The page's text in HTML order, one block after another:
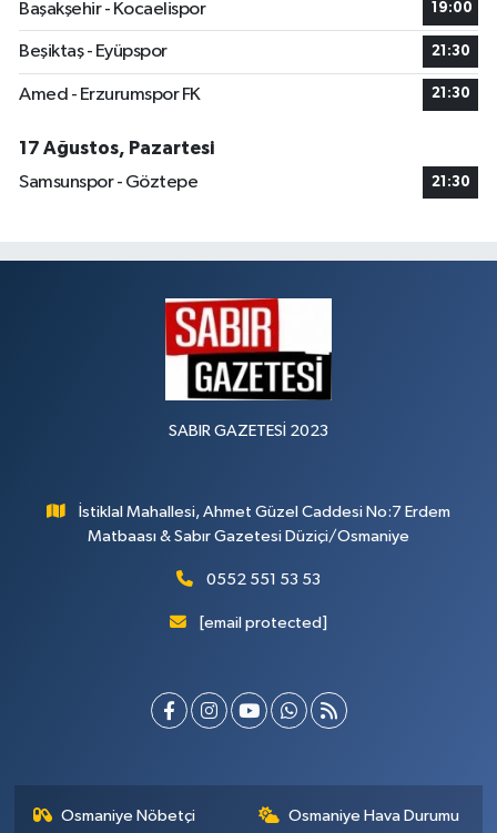
Başakşehir - Kocaelispor
19:00
Beşiktaş - Eyüpspor 21:30
Amed - Erzurumspor FK 21:30
17 Ağustos, Pazartesi
Samsunspor - Göztepe
21:30
SABIR GAZETESİ 2023
İstiklal Mahallesi, Ahmet Güzel Caddesi No:7 Erdem
Matbaası & Sabır Gazetesi Düziçi/Osmaniye
0552 551 53 53
[email protected]
Osmaniye Nöbetçi
Osmaniye Hava Durumu